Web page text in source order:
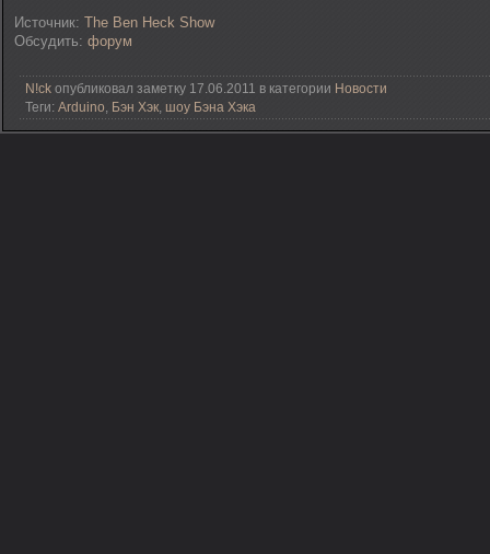
Источник: The Ben Heck Show
Обсудить: форум
N!ck опубликовал заметку 17.06.2011 в категории Новости
Теги: Arduino, Бэн Хэк, шоу Бэна Хэка